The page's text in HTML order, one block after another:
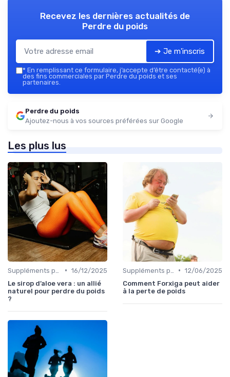
Recevez les dernières actualités de
Perdre du poids
➔ Je m'inscris
* En remplissant ce formulaire, j’accepte d’être contacté(e) à
des fins commerciales par Perdre du poids et ses
partenaires.
Perdre du poids
Ajoutez-nous à vos sources préférées sur Google
Les plus lus
• 16/12/2025
Le sirop d’aloe vera : un allié
naturel pour perdre du poids
?
• 12/06/2025
Comment Forxiga peut aider
à la perte de poids